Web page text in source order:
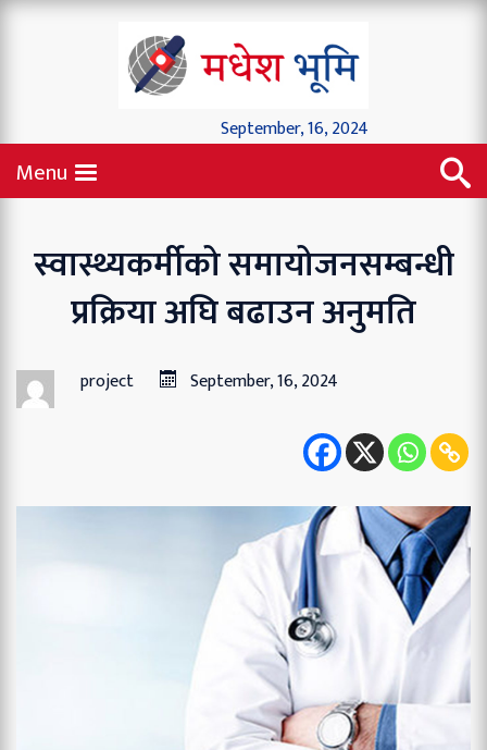
September, 16, 2024
Menu
स्वास्थ्यकर्मीको समायोजनसम्बन्धी
प्रक्रिया अघि बढाउन अनुमति
project September, 16, 2024